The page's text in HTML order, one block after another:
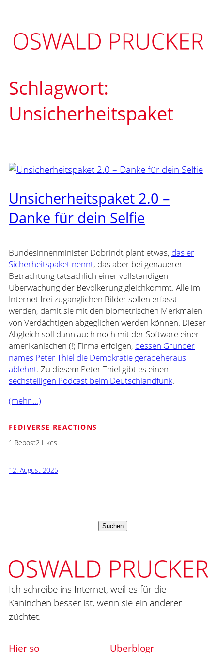
springen
Schlagwort:
Unsicherheitspaket
Unsicherheitspaket 2.0 –
Danke für dein Selfie
Bundesinnenminister Dobrindt plant etwas, das er
Sicherheitspaket nennt, das aber bei genauerer
Betrachtung tatsächlich einer vollständigen
Überwachung der Bevölkerung gleichkommt. Alle im
Internet frei zugänglichen Bilder sollen erfasst
werden, damit sie mit den biometrischen Merkmalen
von Verdächtigen abgeglichen werden können. Dieser
Abgleich soll dann auch noch mit der Software einer
amerikanischen (!) Firma erfolgen, dessen Gründer
names Peter Thiel die Demokratie geradeheraus
ablehnt. Zu diesem Peter Thiel gibt es einen
sechsteiligen Podcast beim Deutschlandfunk.
(mehr …)
FEDIVERSE REACTIONS
1 Repost2 Likes
12. August 2025
Suchen Suchen
Ich schreibe ins Internet, weil es für die
Kaninchen besser ist, wenn sie ein anderer
züchtet.
Hier so Uberblogr